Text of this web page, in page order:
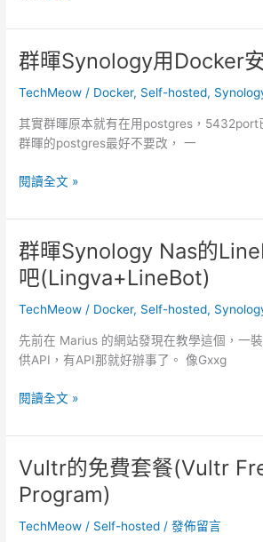
Synology
Nas
用
Container
的
Docker-
架
向
代
理
https)
群暉Synology用Docker
TechMeow/ Docker, Self-hosted,
其實群暉原本就有在用postgres，5432port
群暉的postgres最好不要改， 一
群
Synology
用
Docker
安
Postgres
閱讀全文 »
群暉Synology Nas的
吧(Lingva+LineBot)
TechMeow/ Docker, Self-hosted,
先前在 Marius 的網站發現在教學這個，一
供API，有API那就好辦事了。 像Gxxg
群
Synology
的
LineBot
翻
閱讀全文 »
Vultr的免費套餐(Vultr
Program)
TechMeow/ Self-hosted /發佈留言